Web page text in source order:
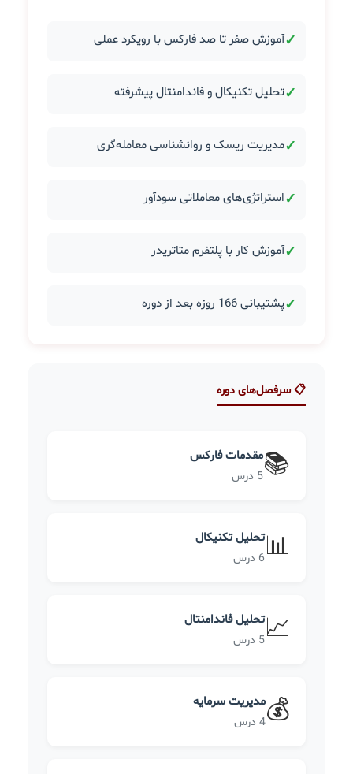
✓آموزش صفر تا صد فارکس با رویکرد عملی
✓تحلیل تکنیکال و فاندامنتال پیشرفته
✓مدیریت ریسک و روانشناسی معامله‌گری
✓استراتژی‌های معاملاتی سودآور
✓آموزش کار با پلتفرم متاتریدر
✓پشتیبانی 166 روزه بعد از دوره
📋 سرفصل‌های دوره
📚مقدمات فارکس
5 درس
📊تحلیل تکنیکال
6 درس
📈تحلیل فاندامنتال
5 درس
💰مدیریت سرمایه
4 درس